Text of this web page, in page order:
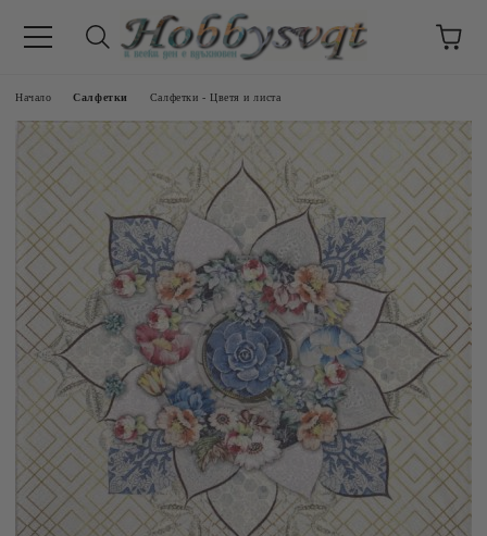
Начало Салфетки Салфетки - Цветя и листа